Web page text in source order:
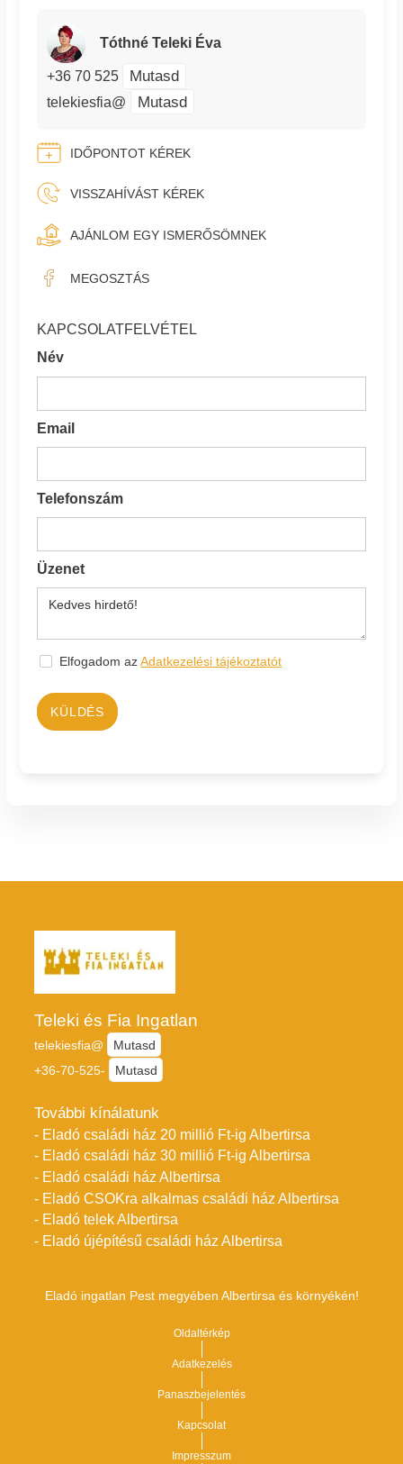
Tóthné Teleki Éva
+36 70 525 Mutasd
telekiesfia@ Mutasd
IDŐPONTOT KÉREK
VISSZAHÍVÁST KÉREK
AJÁNLOM EGY ISMERŐSÖMNEK
MEGOSZTÁS
KAPCSOLATFELVÉTEL
Név
Email
Telefonszám
Üzenet
Elfogadom azAdatkezelési tájékoztatót
KÜLDÉS
Teleki és Fia Ingatlan
telekiesfia@
Mutasd
+36-70-525-
Mutasd
További kínálatunk
- Eladó családi ház 20 millió Ft-ig Albertirsa
- Eladó családi ház 30 millió Ft-ig Albertirsa
- Eladó családi ház Albertirsa
- Eladó CSOKra alkalmas családi ház Albertirsa
- Eladó telek Albertirsa
- Eladó újépítésű családi ház Albertirsa
Eladó ingatlan Pest megyében Albertirsa és környékén!
Oldaltérkép
Adatkezelés
Panaszbejelentés
Kapcsolat
Impresszum